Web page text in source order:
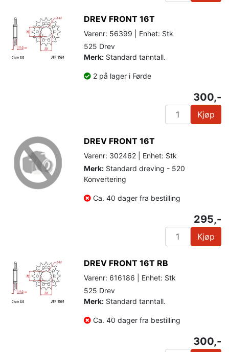
DREV FRONT 16T
Varenr: 56399 | Enhet: Stk
525 Drev
Merk: Standard tanntall.
2 på lager i Førde
300,-
Kjøp
DREV FRONT 16T
Varenr: 302462 | Enhet: Stk
Merk: Standard dreving - 520
Konvertering
Ca. 40 dager fra bestilling
295,-
Kjøp
DREV FRONT 16T RB
Varenr: 616186 | Enhet: Stk
525 Drev
Merk: Standard tanntall.
Ca. 40 dager fra bestilling
300,-